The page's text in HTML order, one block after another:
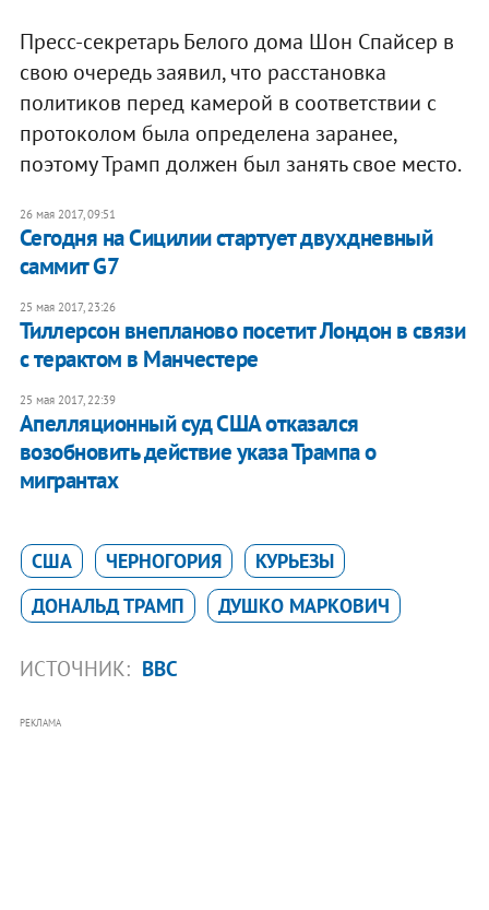
Пресс-секретарь Белого дома Шон Спайсер в
свою очередь заявил, что расстановка
политиков перед камерой в соответствии с
протоколом была определена заранее,
поэтому Трамп должен был занять свое место.
26 мая 2017, 09:51
Сегодня на Сицилии стартует двухдневный
саммит G7
25 мая 2017, 23:26
Тиллерсон внепланово посетит Лондон в связи
с терактом в Манчестере
25 мая 2017, 22:39
Апелляционный суд США отказался
возобновить действие указа Трампа о
мигрантах
США ЧЕРНОГОРИЯ
КУРЬЕЗЫ
ДОНАЛЬД ТРАМП
ДУШКО МАРКОВИЧ
ИСТОЧНИК: BBC
РЕКЛАМА